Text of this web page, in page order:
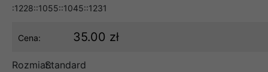
:1228::1055::1045::1231
Cena: 35.00 zł
Rozmiar:Standard